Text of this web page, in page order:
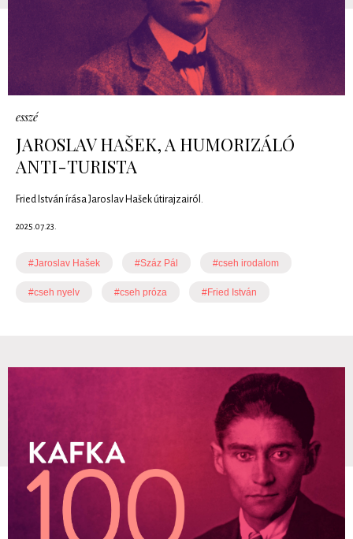
esszé
JAROSLAV HAŠEK, A HUMORIZÁLÓ
ANTI-TURISTA
Fried István írása Jaroslav Hašek útirajzairól.
2025.07.23.
#Jaroslav Hašek #Száz Pál #cseh irodalom
#cseh nyelv #cseh próza #Fried István